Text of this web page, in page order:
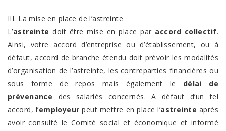
III. La mise en place de l’astreinte
L’astreinte doit être mise en place par accord collectif.
Ainsi, votre accord d’entreprise ou d’établissement, ou à
défaut, accord de branche étendu doit prévoir les modalités
d’organisation de l’astreinte, les contreparties financières ou
sous forme de repos mais également le délai de
prévenance des salariés concernés. A défaut d’un tel
accord, l’employeur peut mettre en place l’astreinte après
avoir consulté le Comité social et économique et informé